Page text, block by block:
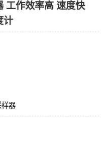
工作效率高 速度快
计
样器
凯恩仪器